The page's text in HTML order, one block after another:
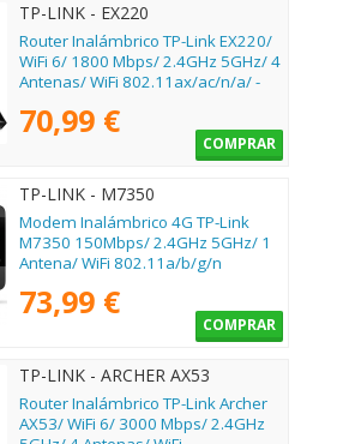
TP-LINK - EX220
Router Inalámbrico TP-Link EX220/
WiFi 6/ 1800 Mbps/ 2.4GHz 5GHz/ 4
Antenas/ WiFi 802.11ax/ac/n/a/ -
70,99 €
COMPRAR
TP-LINK - M7350
Modem Inalámbrico 4G TP-Link
M7350 150Mbps/ 2.4GHz 5GHz/ 1
Antena/ WiFi 802.11a/b/g/n
73,99 €
COMPRAR
TP-LINK - ARCHER AX53
Router Inalámbrico TP-Link Archer
AX53/ WiFi 6/ 3000 Mbps/ 2.4GHz